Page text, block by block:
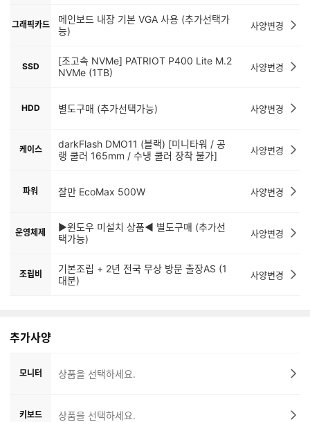
그래픽카드
메인보드 내장 기본 VGA 사용 (추가선택가
능)
사양변경
SSD
[초고속 NVMe] PATRIOT P400 Lite M.2
NVMe (1TB)
사양변경
HDD 별도구매 (추가선택가능) 사양변경
케이스
darkFlash DMO11 (블랙) [미니타워 / 공
랭 쿨러 165mm / 수냉 쿨러 장착 불가]
사양변경
파워 잘만 EcoMax 500W 사양변경
운영체제
▶윈도우 미설치 상품◀ 별도구매 (추가선
택가능)
사양변경
조립비
기본조립 + 2년 전국 무상 방문 출장AS (1
대분)
사양변경
추가사양
모니터 상품을 선택하세요.
키보드 상품을 선택하세요.